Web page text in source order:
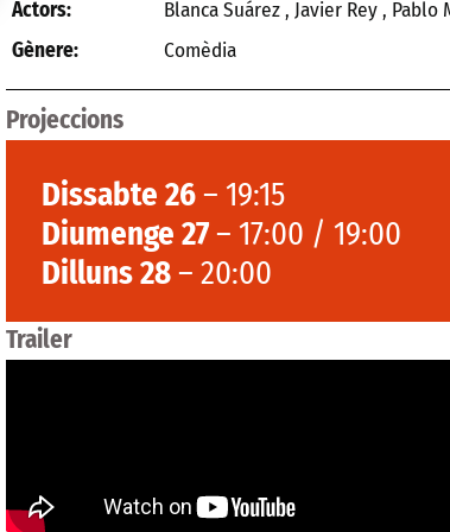
Actors:
Blanca Suárez , Javier Rey , Pablo
Gènere:
Comèdia
Projeccions
Dissabte 26– 19:15
Diumenge 27– 17:00 / 19:00
Dilluns 28– 20:00
Trailer